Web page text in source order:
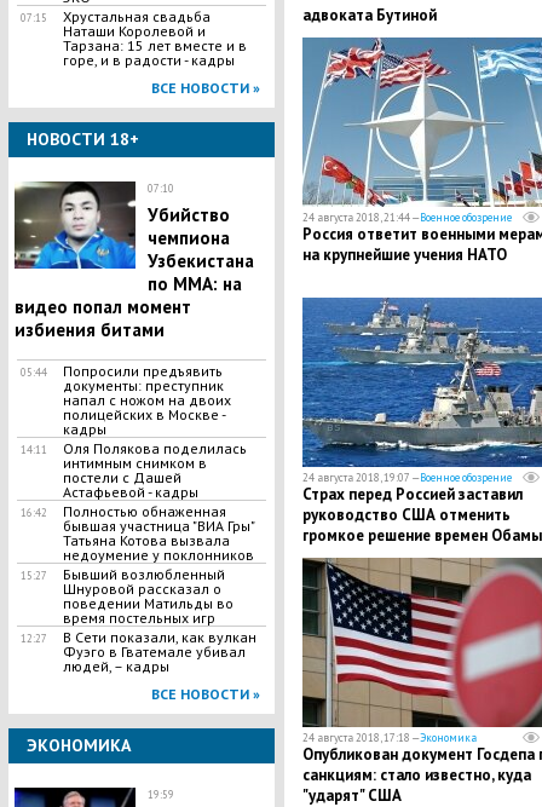
07:15
​Хрустальная свадьба
Наташи Королевой и
Тарзана: 15 лет вместе и в
горе, и в радости - кадры
ВСЕ НОВОСТИ »
НОВОСТИ 18+
07:10
Убийство
чемпиона
Узбекистана
по MMA: на
видео попал момент
избиения битами
05:44
Попросили предъявить
документы: преступник
напал с ножом на двоих
полицейских в Москве -
кадры
14:11
Оля Полякова поделилась
интимным снимком в
постели с Дашей
Астафьевой - кадры
16:42
Полностью обнаженная
бывшая участница "ВИА Гры"
Татьяна Котова вызвала
недоумение у поклонников
15:27
Бывший возлюбленный
Шнуровой рассказал о
поведении Матильды во
время постельных игр
12:27
В Сети показали, как вулкан
Фуэго в Гватемале убивал
людей, – кадры
ВСЕ НОВОСТИ »
ЭКОНОМИКА
19:59
адвоката Бутиной
24 августа 2018, 21:44 —Военное обозрение
Россия ответит военными
на крупнейшие учения НАТО
24 августа 2018, 19:07 —Военное обозрение
Страх перед Россией заставил
руководство США отменить
громкое решение времен Обамы
24 августа 2018, 17:18 —Экономика
Опубликован документ Госдепа
санкциям: стало известно, куда
"ударят" США